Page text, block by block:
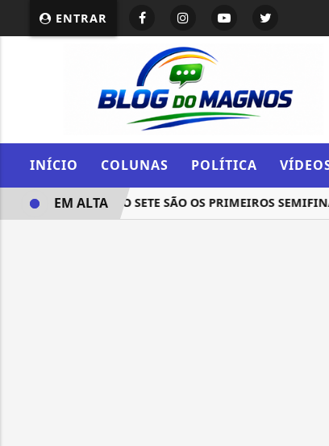
ENTRAR
INÍCIO COLUNAS POLÍTICA
RIO E ATLÉTICO SETE SÃO OS PRIMEIROS
EM ALTA